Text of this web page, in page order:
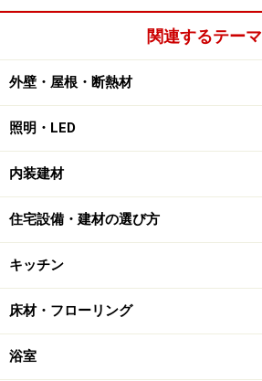
関連するテーマ
外壁・屋根・断熱材
照明・LED
内装建材
住宅設備・建材の選び方
キッチン
床材・フローリング
浴室